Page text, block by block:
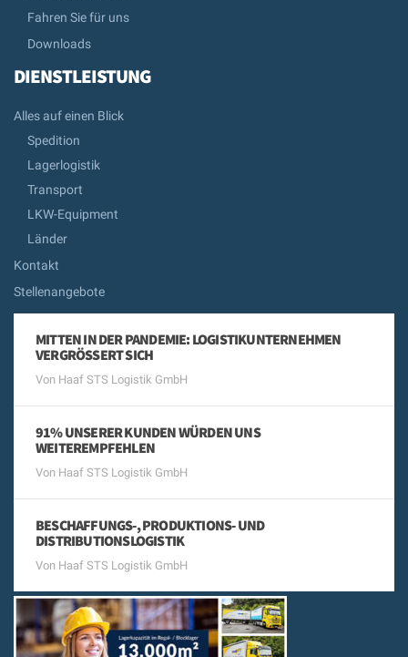
Fahren Sie für uns
Downloads
DIENSTLEISTUNG
Alles auf einen Blick
Spedition
Lagerlogistik
Transport
LKW-Equipment
Länder
Kontakt
Stellenangebote
MITTEN IN DER PANDEMIE: LOGISTIKUNTERNEHMEN
VERGRÖSSERT SICH
Von Haaf STS Logistik GmbH
91% UNSERER KUNDEN WÜRDEN UNS
WEITEREMPFEHLEN
Von Haaf STS Logistik GmbH
BESCHAFFUNGS-, PRODUKTIONS- UND
DISTRIBUTIONSLOGISTIK
Von Haaf STS Logistik GmbH